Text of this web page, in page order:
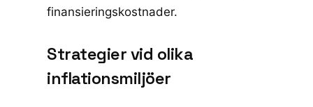
finansieringskostnader.
Strategier vid olika
inflationsmiljöer